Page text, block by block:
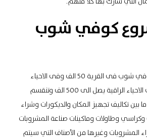
كوفي شوب
يتكلف مشروع كافية او كوفي شوب فى القرية 50 الف وفى الاحياء
الشعبية 100 الف بينما فى الاحياء الراقية يصل الى 500 الف وتنقسم
بين تكاليف تجهيز المكان والديكورات وشراء
وكراسي وطاولات وماكينات صناعة المشروبات
المشروبات وغيرها من الأصناف التي سيتم